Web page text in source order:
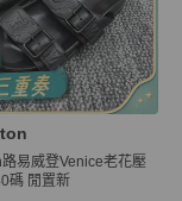
易威登Venice老花壓
碼 閒置新